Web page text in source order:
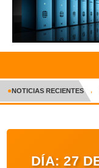
INICIO
CRÓNICA
ENTRETENIMIENTO
●NOTICIAS RECIENTES
DÍA: 27